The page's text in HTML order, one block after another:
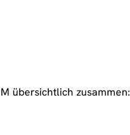
übersichtlich zusammen: